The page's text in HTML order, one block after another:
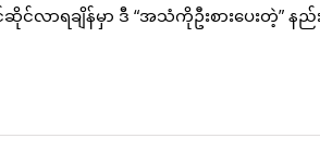
ရချိန်မှာ ဒီ “အသံကိုဦးစားပေးတဲ့” နည်းပ